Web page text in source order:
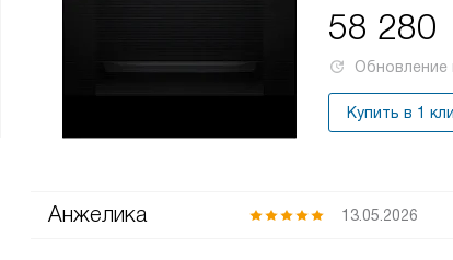
58 280
Обновление
Купить в 1
Анжелика 13.05.2026